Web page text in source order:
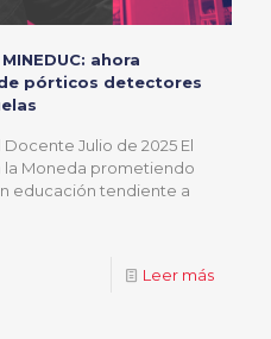
ahora
pórticos detectores
Julio de 2025 El
la Moneda prometiendo
educación tendiente a
Leer más